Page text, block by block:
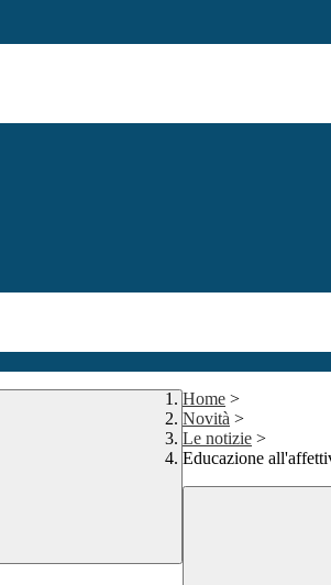
Home >
Novità >
Le notizie >
Educazione